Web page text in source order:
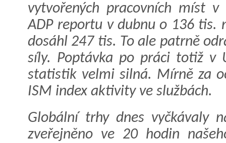
vytvořených pracovních míst
ADP reportu v dubnu o 136 tis.
dosáhl 247 tis. To ale patrně
síly. Poptávka po práci totiž v
statistik velmi silná. Mírně za
ISM index aktivity ve službách.
Globální trhy dnes vyčkávaly
zveřejněno ve 20 hodin